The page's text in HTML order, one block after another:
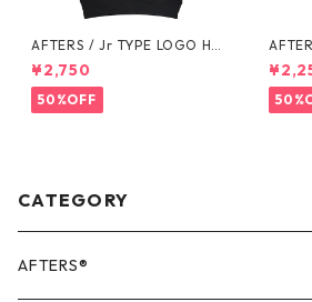
AFTERS / Jr TYPE LOGO HO
ODIE
¥2,750
50%OFF
EE
CATEGORY
AFTERS®️